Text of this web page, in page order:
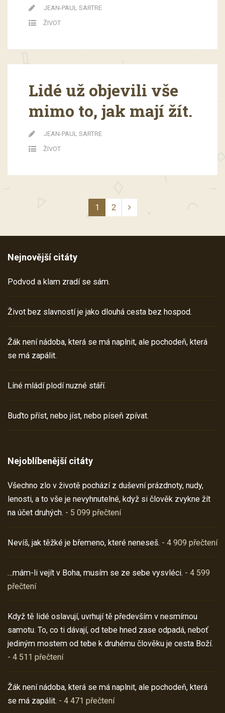
JEAN-PAUL SARTRE
ŽIVOT
Lidé už objevili vše
mimo to, jak mají žít.
JEAN-PAUL SARTRE
ŽIVOT
1 2
Nejnovější citáty
Podvod a klam zradí se sám.
Život bez slavností je jako dlouhá cesta bez hospod.
Žák není nádoba, která se má naplnit, ale pochodeň, která
se má zapálit.
Líné mládí plodí nuzné stáří.
Buďto příst, nebo jíst, nebo píseň zpívat.
Nejoblíbenější citáty
Všechno zlo v životě pochází z duševní prázdnoty, nudy,
lenosti, a to vše je nevyhnutelné, když si člověk zvykne žít
na účet druhých. - 5 099 přečtení
Nevíš, jak těžké je břemeno, které neneseš. - 4 909 přečtení
…mám-li vejít v Boha, musím se ze sebe vysvléci. - 4 599
přečtení
Když tě lidé oslavují, uvrhují tě především v nesmírnou
samotu. To, co ti dávají, od tebe hned zase odpadá, neboť
jediným mostem od tebe k druhému člověku je cesta Boží.
- 4 511 přečtení
Žák není nádoba, která se má naplnit, ale pochodeň, která
se má zapálit. - 4 471 přečtení